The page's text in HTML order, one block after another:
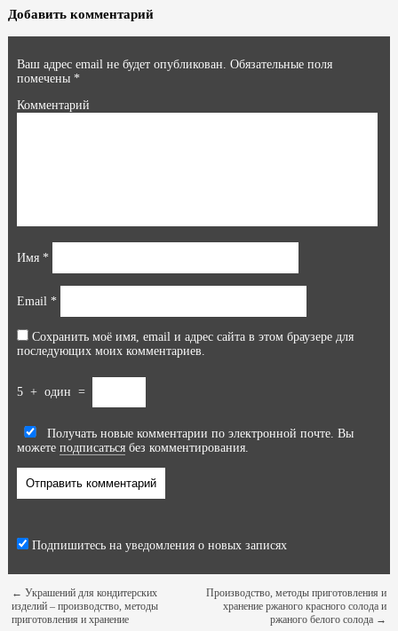
Добавить комментарий
Ваш адрес email не будет опубликован. Обязательные поля
помечены *
Комментарий
Имя *
Email *
Сохранить моё имя, email и адрес сайта в этом браузере для
последующих моих комментариев.
5 + один =
Получать новые комментарии по электронной почте. Вы
можете подписатьсябез комментирования.
Подпишитесь на уведомления о новых записях
← Украшений для кондитерских
изделий – производство, методы
приготовления и хранение
Производство, методы приготовления и
хранение ржаного красного солода и
ржаного белого солода →